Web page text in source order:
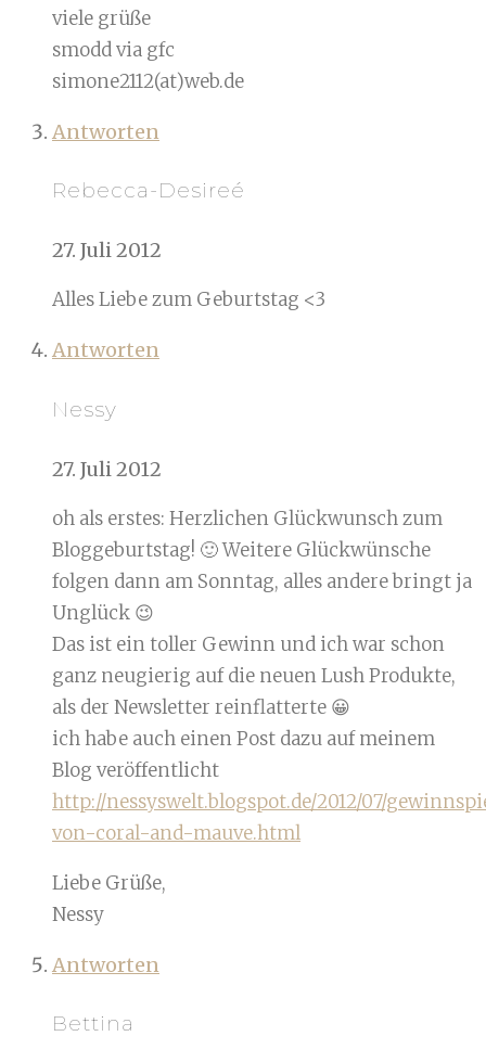
viele grüße
smodd via gfc
simone2112(at)web.de
Antworten
Rebecca-Desireé
27. Juli 2012
Alles Liebe zum Geburtstag <3
Antworten
Nessy
27. Juli 2012
oh als erstes: Herzlichen Glückwunsch zum
Bloggeburtstag! 🙂 Weitere Glückwünsche
folgen dann am Sonntag, alles andere bringt ja
Unglück 😉
Das ist ein toller Gewinn und ich war schon
ganz neugierig auf die neuen Lush Produkte,
als der Newsletter reinflatterte 😀
ich habe auch einen Post dazu auf meinem
Blog veröffentlicht
http://nessyswelt.blogspot.de/2012/07/
von-coral-and-mauve.html
Liebe Grüße,
Nessy
Antworten
Bettina